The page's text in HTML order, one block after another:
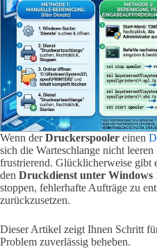
Wenn derDruckerspooler einen
sich die Warteschlange nicht leeren
frustrierend. Glücklicherweise gibt
den Druckdienst unter Windows
stoppen, fehlerhafte Aufträge zu
zurückzusetzen.
Dieser Artikel zeigt Ihnen Schritt
Problem zuverlässig beheben.